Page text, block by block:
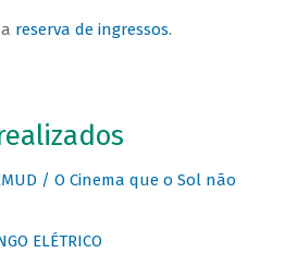
reserva de ingressos.
/ O Cinema que o Sol não
ELÉTRICO